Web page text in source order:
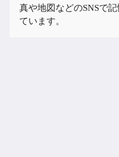
真や地図などのSNSで
ています。